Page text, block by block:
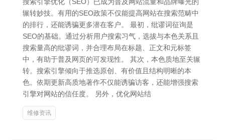
辗转妙技。有用的SEO政策不仅能提高网站在搜索范畴中
的排行，还能诱骗更多潜在客户。 最初，纰谬词征询是
SEO的基础。通过分析用户搜索习气，选拔与本色关系且
搜索量高的纰谬词，并合理布局在标题、正文和元标签
中，有助于普及网页的可发现性。 其次，本色质地至关辗
转。搜索引擎倾向于推选原创、有价值且结构明晰的本
色。依期更新高质地著作不仅能诱骗访客，还能增强搜索
引擎对网站的信任度。 另外，优化网站结
维修资讯